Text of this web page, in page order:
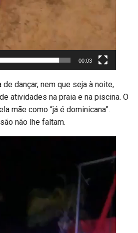
00:03
dançar, nem que seja à noite,
atividades na praia e na piscina. O
mãe como “já é dominicana”.
não lhe faltam.